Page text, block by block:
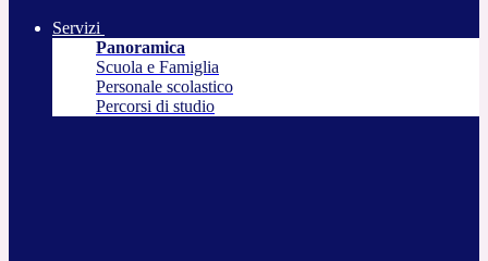
Servizi
Panoramica
Scuola e Famiglia
Personale scolastico
Percorsi di studio